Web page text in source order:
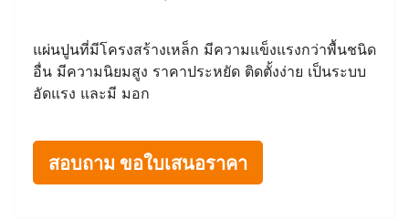
แผ่นปูนที่มีโครงสร้างเหล็ก มีความแข็งแรงกว่าพื้นชนิด
อื่น มีความนิยมสูง ราคาประหยัด ติดตั้งง่าย เป็นระบบ
อัดแรง และมี มอก
สอบถาม ขอใบเสนอราคา